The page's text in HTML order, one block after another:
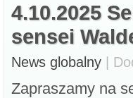
4.10.2025
sensei
News globalny |
Zapraszamy na